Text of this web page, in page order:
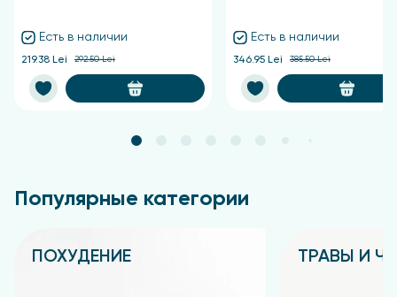
Есть в наличии
219.38 Lei 292.50 Lei
Есть в наличии
346.95 Lei 385.50 Lei
Популярные категории
ПОХУДЕНИЕ ТРАВЫ И